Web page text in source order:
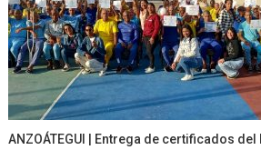
ANZOÁTEGUI | Entrega de certificados